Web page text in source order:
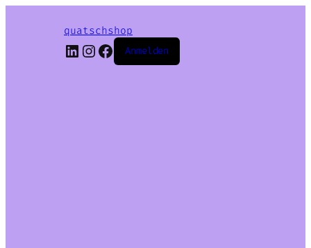
quatschshop
LinkedIn
Instagram
Facebook
Anmelden